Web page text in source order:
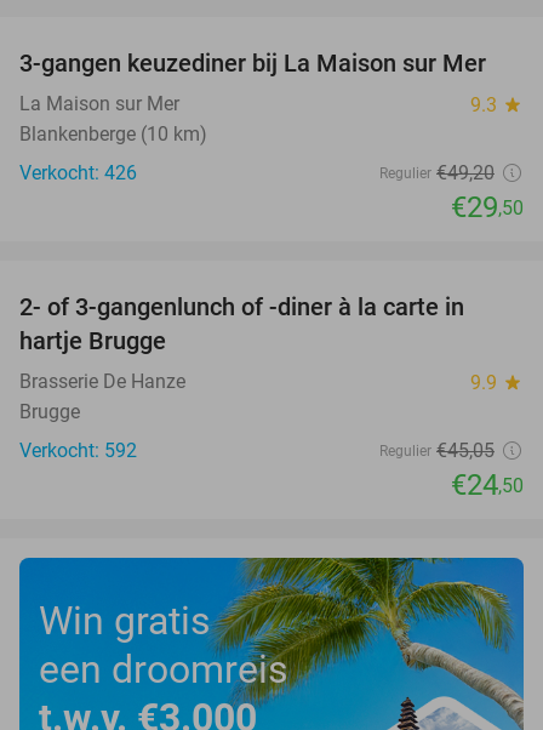
40%
3-gangen keuzediner bij La Maison sur Mer
La Maison sur Mer 9.3 star
Blankenberge (10 km)
Verkocht: 426
Regulier €49,20
€29,50
2- of 3-gangenlunch of -diner à la carte in
hartje Brugge
Brasserie De Hanze 9.9 star
Brugge
Verkocht: 592
Regulier €45,05
€24,50
Win gratis
een droomreis
t.w.v. €3.000